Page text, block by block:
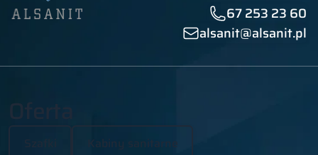
67 253 23 60
alsanit@alsanit.pl
Oferta
Kabiny sanitarne